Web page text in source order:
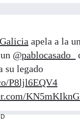
apela a la
@pablocasado_
su legado
P8ljl6EQV4